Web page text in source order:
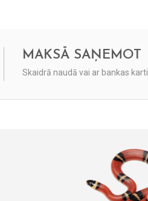
MAKSĀ SAŅEMOT
Skaidrā naudā vai ar bankas karti